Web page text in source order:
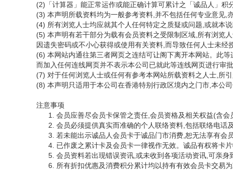
(2)「计算器」能正常运作或能正确计算可累计之「诚品人」积分
(3) 本声明所载资料均为一般参考资料,并不包括任何专业意见,
(4) 所有浏览人士均应就其个人任何特定之质疑或问题,或就本
(5) 本声明有若干部分为载有会员资料之受限制区域,所有浏览
因遗失密码或不小心获得或使用有关资料,而导致任何人士未经
(6) 本网站内通往第三者网页之连结可让阁下离开本网站。此
而加入任何连线网页并不表示本公司已就此等连线网页进行审批
(7) 对于任何浏览人士或任何有参考本网站所载资料之人士,所
(8) 本声明只适用于本公司在香港特别行政区境内之门市,本公
注意事项
会员应善尽会员卡保管之责任,会员资格及相关权益(含会
会员必须提供真实而准确的个人联络资料,包括联络电话
若未能出示诚品人会员卡于诚品门市消费,恕无法享有会
已作废之累计卡及会员卡一律视作无效。诚品有权将卡片
会员资料若出现错误资讯,或未收到各项活动资讯,可亲
所有折扣优惠及消费积分累计均以持有有效会员卡交易